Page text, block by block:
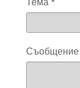
Съобщение